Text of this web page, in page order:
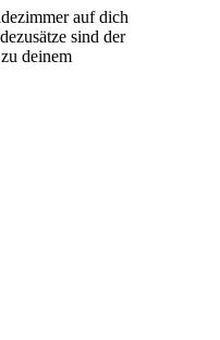
auf dich
sind der
deinem